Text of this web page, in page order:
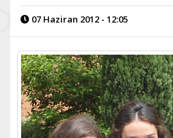
07 Haziran 2012 - 12:05